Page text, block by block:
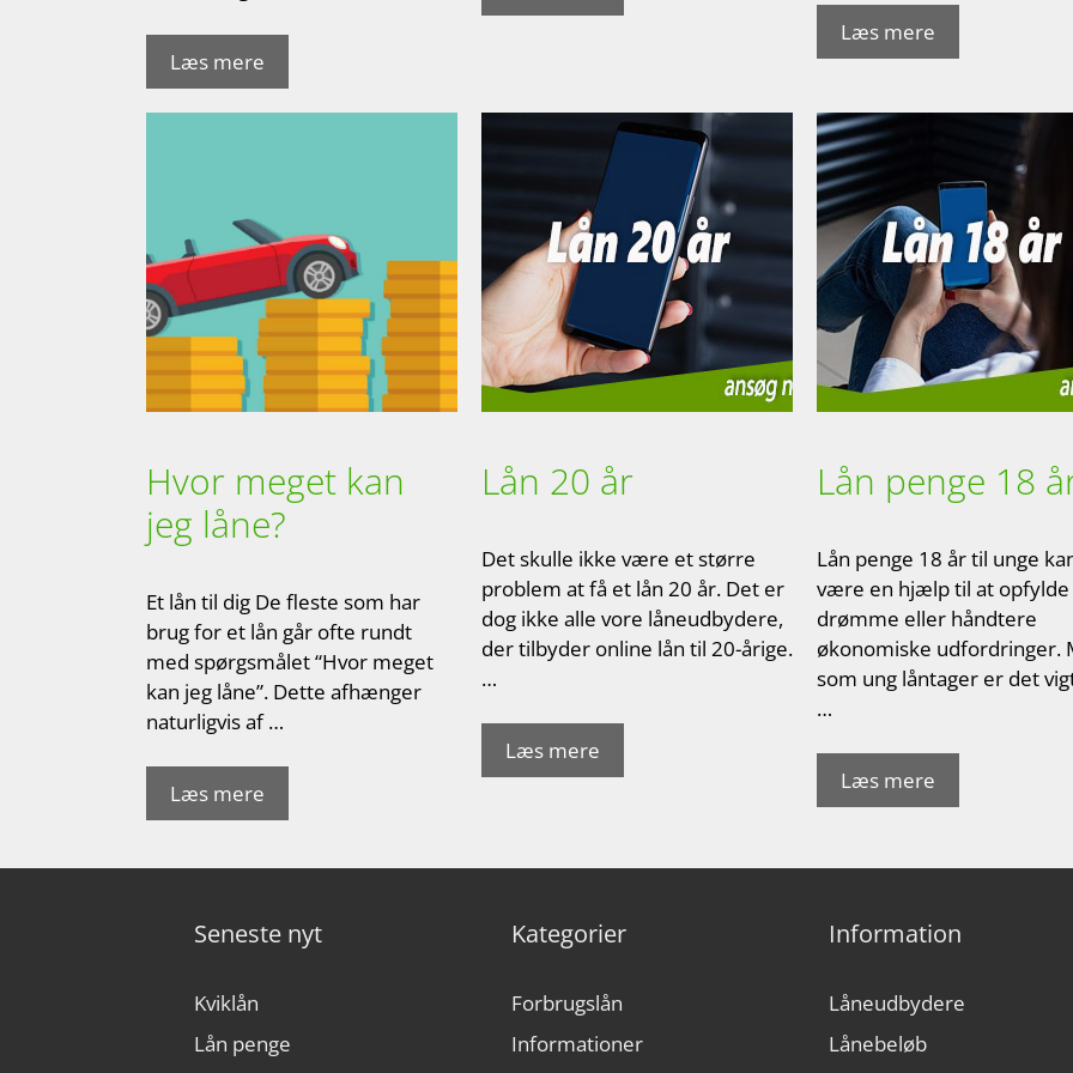
Læs mere
Læs mere
Hvor meget kan
jeg låne?
Et lån til dig De fleste som har
brug for et lån går ofte rundt
med spørgsmålet “Hvor meget
kan jeg låne”. Dette afhænger
naturligvis af …
Læs mere
Lån 20 år
Det skulle ikke være et større
problem at få et lån 20 år. Det er
dog ikke alle vore låneudbydere,
der tilbyder online lån til 20-årige.
…
Læs mere
Lån penge 18
Lån penge 18 år til unge
være en hjælp til at opfylde
drømme eller håndtere
økonomiske udfordringer.
som ung låntager er det
…
Læs mere
Seneste nyt
Kviklån
Lån penge
Kategorier
Forbrugslån
Informationer
Information
Låneudbydere
Lånebeløb